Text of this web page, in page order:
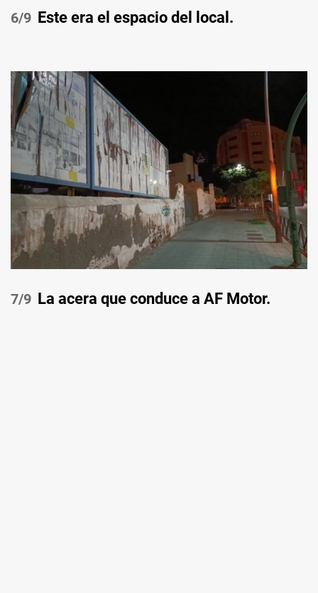
/9 Este era el espacio del local.
/9 La acera que conduce a AF Motor.